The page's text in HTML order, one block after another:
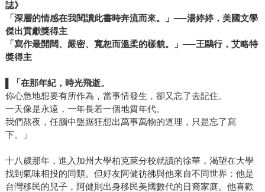
誌》
「深層的情感在我閱讀此書時奔流而來。」──湯婷婷，美國文學
傑出貢獻獎得主
「寫作最開闊、嚴密、寬恕而溫柔的樣貌。」──王鷗行，艾略特
獎得主
「在那年紀，時光飛逝。
你心急地想要有所作為，當事情發生，卻又忘了去記住。
一天像是永遠，一年長若一個地質年代。
我們熬夜，任腦中盤踞狂想出萬事萬物的道理，只是忘了寫
下。」
十八歲那年，進入加州大學柏克萊分校就讀的徐華，渴望在大學
找到氣味相投的同類。但好友阿健彷彿與他來自不同世界：他是
台灣移民的兒子，阿健則出身移民美國數代的日裔家庭。他喜歡